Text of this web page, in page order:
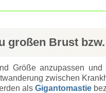
Brust
Größe anzupassen
zwischen
alsGigantomastie